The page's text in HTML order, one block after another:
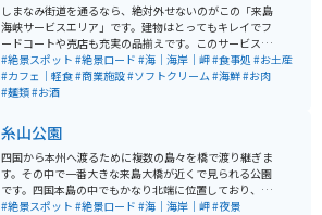
しまなみ街道を通るなら、絶対外せないのがこの「来島
海峡サービスエリア」です。建物はとってもキレイでフ
ードコートや売店も充実の品揃えです。このサービスエ
リアならではの蛇口から出るみかんジュースは、観光客
に人気です。しまなみのオブジェもあり、展望テラスか
ら眺める瀬戸内海の風景は、とても穏やかで心に残る旅
#絶景スポット #絶景ロード #海｜海岸｜岬#食事処 #お土産
#カフェ｜軽食#商業施設#ソフトクリーム #海鮮#お肉
#麺類#お酒
糸山公園
四国から本州へ渡るために複数の島々を橋で渡り継ぎま
す。その中で一番大きな来島大橋が近くで見られる公園
です。四国本島の中でもかなり北端に位置しており、と
ころどころ海に面しておりたどり着くまでの道も爽快に
#絶景スポット #絶景ロード #海｜海岸｜岬#夜景